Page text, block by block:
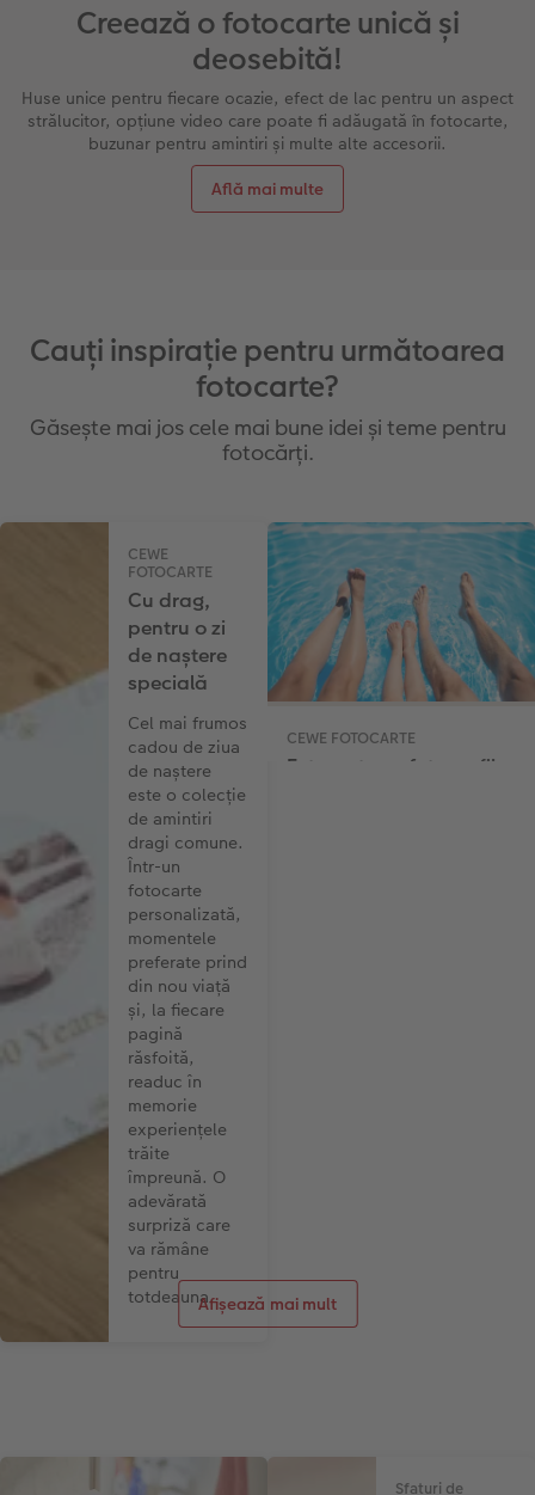
Creează o fotocarte unică și
deosebită!
Huse unice pentru fiecare ocazie, efect de lac pentru un aspect
strălucitor, opțiune video care poate fi adăugată în fotocarte,
buzunar pentru amintiri și multe alte accesorii.
Află mai multe
Cauți inspirație pentru următoarea
fotocarte?
Găsește mai jos cele mai bune idei și teme pentru
fotocărți.
CEWE
FOTOCARTE
Cu drag,
pentru o zi
de naștere
specială
Cel mai frumos
cadou de ziua
de naștere
este o colecție
de amintiri
dragi comune.
Într-un
fotocarte
personalizată,
momentele
preferate prind
din nou viață
și, la fiecare
pagină
răsfoită,
readuc în
memorie
experiențele
trăite
împreună. O
adevărată
surpriză care
va rămâne
pentru
totdeauna.
CEWE FOTOCARTE
Fotocarte cu fotografii
Afișează mai mult
Sfaturi de